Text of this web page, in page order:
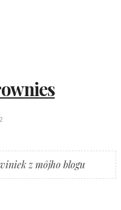
z môjho blogu